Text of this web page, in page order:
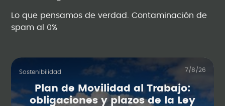
Lo que pensamos de verdad. Contaminación de
spam al 0%
Sostenibilidad 7/8/26
Plan de Movilidad al Trabajo:
obligaciones y plazos de la Ley